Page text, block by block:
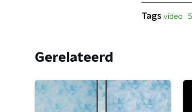
Tags video
Gerelateerd